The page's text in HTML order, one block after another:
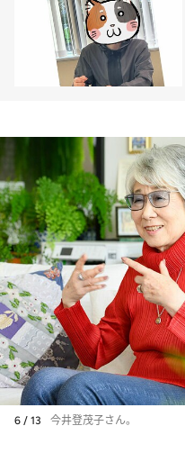
6 / 13 今井登茂子さん。